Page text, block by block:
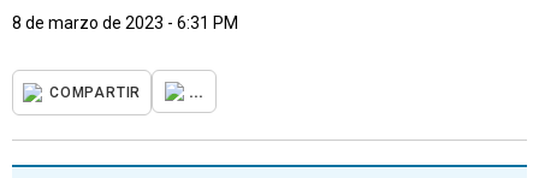
8 de marzo de 2023 - 6:31 PM
COMPARTIR ...